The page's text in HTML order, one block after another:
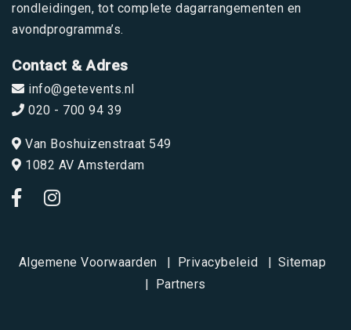
rondleidingen, tot complete dagarrangementen en
avondprogramma’s.
Contact & Adres
info@getevents.nl
020 - 700 94 39
Van Boshuizenstraat 549
1082 AV Amsterdam
Algemene Voorwaarden Privacybeleid
Sitemap
Partners